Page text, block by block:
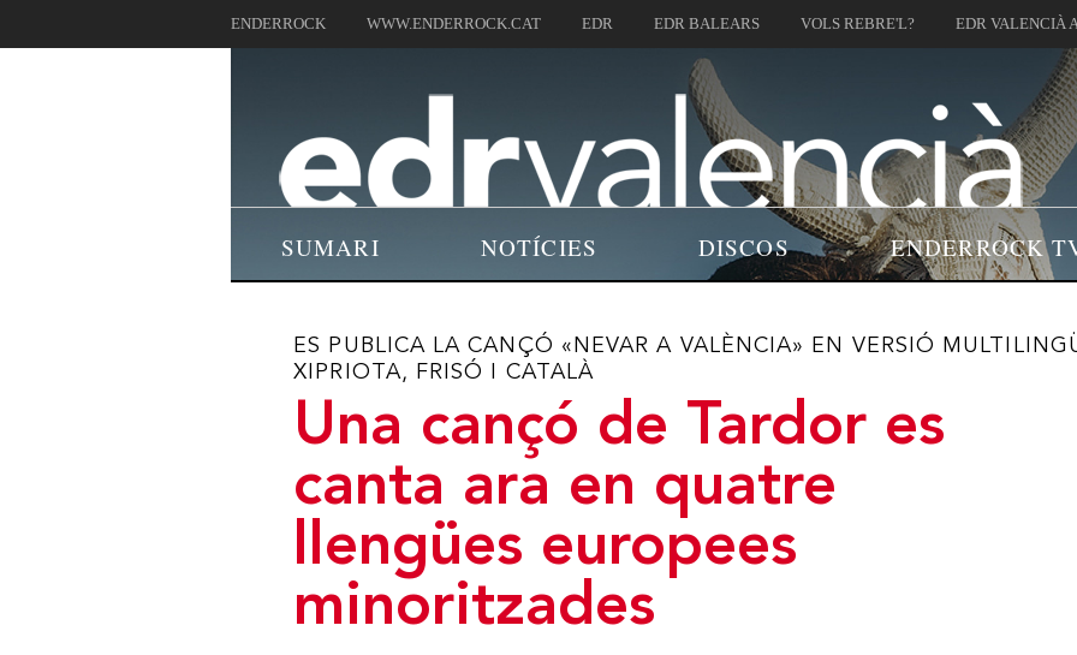
ENDERROCK WWW.ENDERROCK.CAT EDR EDR BALEARS VOLS REBRE'L? EDR VALENCIÀ
SUMARI NOTÍCIES DISCOS ENDERROCK
ES PUBLICA LA CANÇÓ «NEVAR A VALÈNCIA» EN VERSIÓ
XIPRIOTA, FRISÓ I CATALÀ
Una cançó de Tardor es
canta ara en quatre
llengües europees
minoritzades